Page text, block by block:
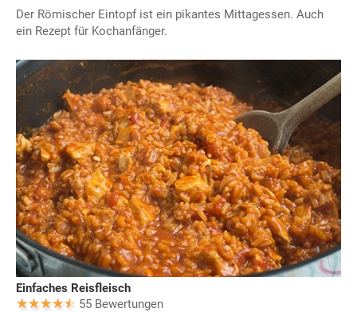
Der Römischer Eintopf ist ein pikantes Mittagessen. Auch
ein Rezept für Kochanfänger.
Einfaches Reisfleisch
55 Bewertungen